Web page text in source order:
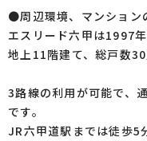
●周辺環境、マンション
エスリード六甲は1997
地上11階建て、総戸数
3路線の利用が可能で、
です。
JR六甲道駅までは徒歩5